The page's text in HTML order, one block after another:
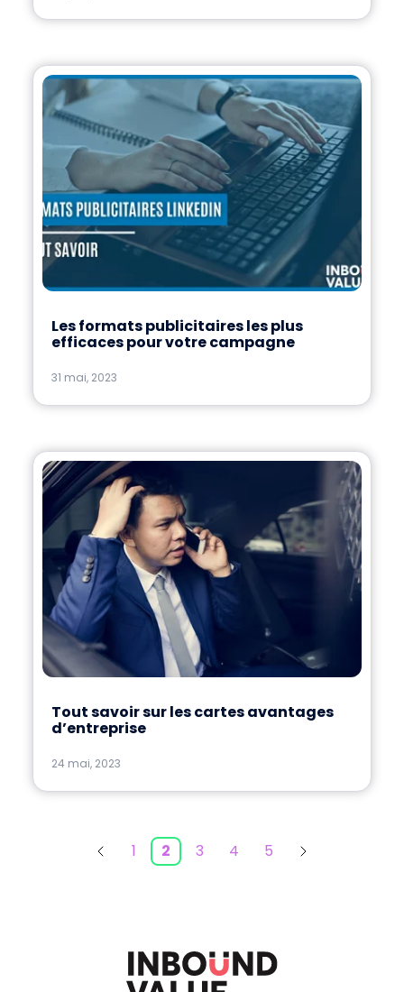
Les formats publicitaires les plus
efficaces pour votre campagne
31 mai, 2023
Tout savoir sur les cartes avantages
d’entreprise
24 mai, 2023
1 2 3 4 5